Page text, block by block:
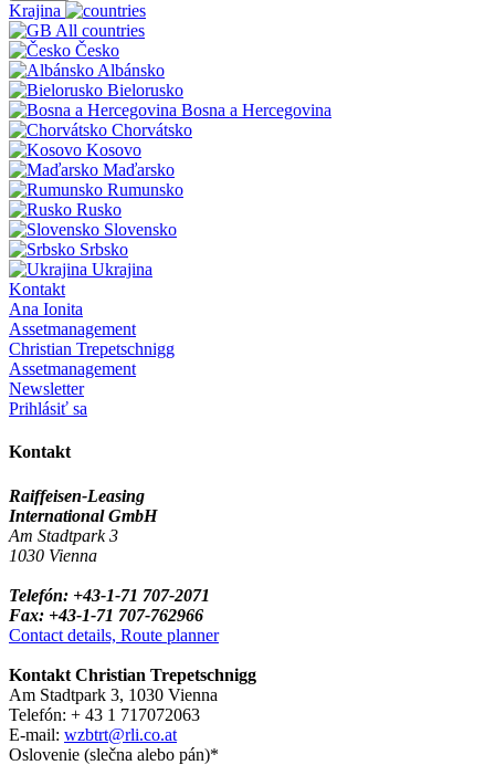
Krajina
All countries
Česko
Albánsko
Bielorusko
Bosna a Hercegovina
Chorvátsko
Kosovo
Maďarsko
Rumunsko
Rusko
Slovensko
Srbsko
Ukrajina
Kontakt
Ana Ionita
Assetmanagement
Christian Trepetschnigg
Assetmanagement
Newsletter
Prihlásiť sa
Kontakt
Raiffeisen-Leasing
International GmbH
Am Stadtpark 3
1030 Vienna
Telefón: +43-1-71 707-2071
Fax: +43-1-71 707-762966
Contact details, Route planner
Kontakt Christian Trepetschnigg
Am Stadtpark 3, 1030 Vienna
Telefón: + 43 1 717072063
E-mail: wzbtrt@rli.co.at
Oslovenie (slečna alebo pán)*